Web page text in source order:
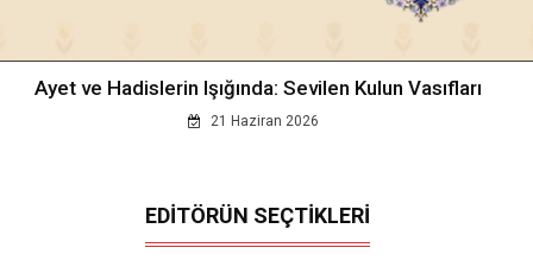
Ayet ve Hadislerin Işığında: Sevilen Kulun Vasıfları
21 Haziran 2026
EDİTÖRÜN SEÇTİKLERİ